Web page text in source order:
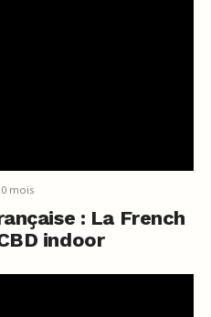
mois
: La French
indoor